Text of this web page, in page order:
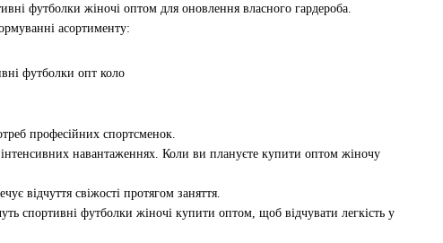
футболки жіночі оптом для оновлення власного гардероба.
асортименту:
професійних спортсменок.
навантаженнях. Коли ви плануєте купити оптом жіночу
відчуття свіжості протягом заняття.
спортивні футболки жіночі купити оптом, щоб відчувати легкість у